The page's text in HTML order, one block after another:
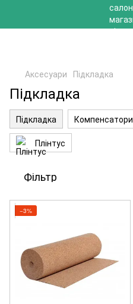
Аксесуари Підкладка
Підкладка
Підкладка Компенсатори
Плінтус
Фільтр
−3%